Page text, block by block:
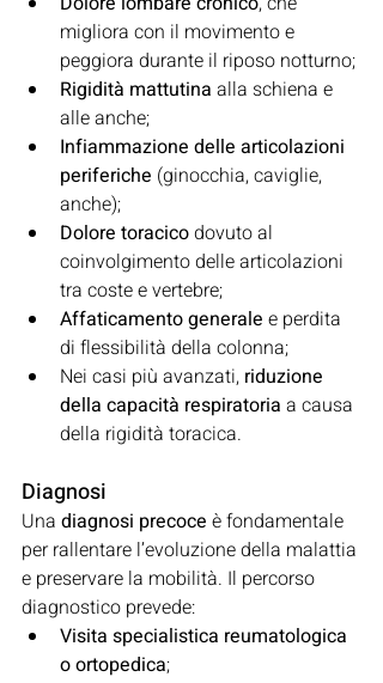
migliora con il movimento e
peggiora durante il riposo notturno;
Rigidità mattutina alla schiena e
alle anche;
Infiammazione delle articolazioni
periferiche (ginocchia, caviglie,
anche);
Dolore toracico dovuto al
coinvolgimento delle articolazioni
tra coste e vertebre;
Affaticamento generale e perdita
di flessibilità della colonna;
Nei casi più avanzati, riduzione
della capacità respiratoria a causa
della rigidità toracica.
Diagnosi
Una diagnosi precoce è fondamentale
per rallentare l’evoluzione della malattia
e preservare la mobilità. Il percorso
diagnostico prevede:
Visita specialistica reumatologica
o ortopedica;